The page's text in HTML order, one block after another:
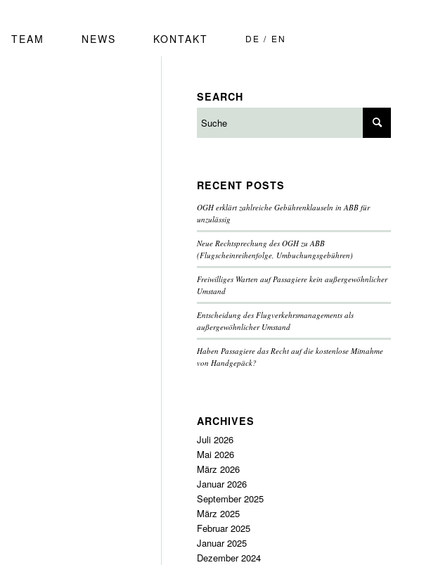
TEAM NEWS KONTAKT DE EN
SEARCH
RECENT POSTS
OGH erklärt zahlreiche Gebührenklauseln in ABB für
unzulässig
Neue Rechtsprechung des OGH zu ABB
(Flugscheinreihenfolge, Umbuchungsgebühren)
Freiwilliges Warten auf Passagiere kein außergewöhnlicher
Umstand
Entscheidung des Flugverkehrsmanagements als
außergewöhnlicher Umstand
Haben Passagiere das Recht auf die kostenlose Mitnahme
von Handgepäck?
ARCHIVES
Juli 2026
Mai 2026
März 2026
Januar 2026
September 2025
März 2025
Februar 2025
Januar 2025
Dezember 2024